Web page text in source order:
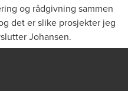
og rådgivning sammen
det er slike prosjekter jeg
Johansen.